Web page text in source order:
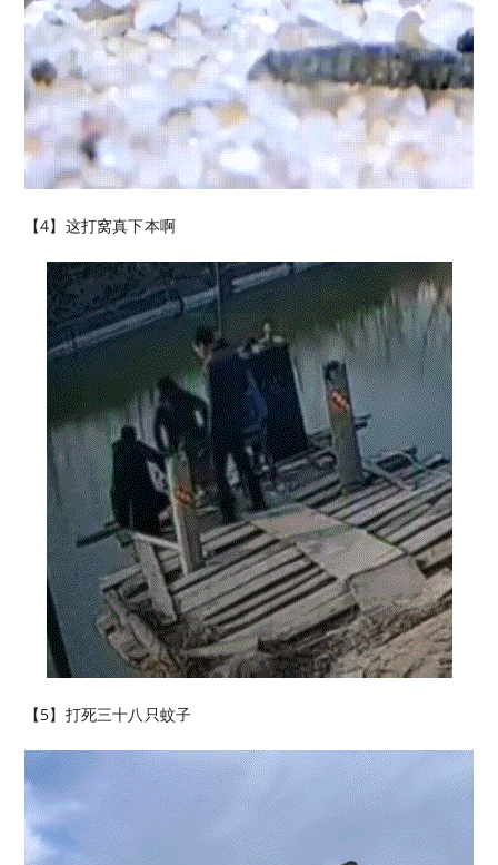
【4】这打窝真下本啊
【5】打死三十八只蚊子